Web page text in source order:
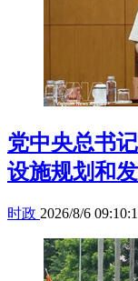
党中央总书
设施规划和
时政 2026/8/6